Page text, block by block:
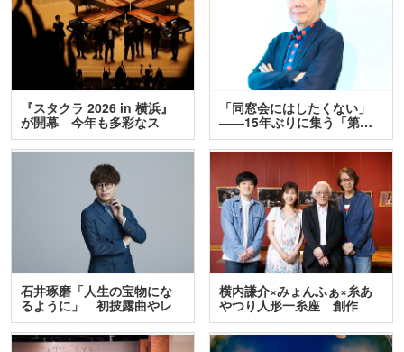
『スタクラ 2026 in 横浜』
が開幕 今年も多彩なス
テ…
「同窓会にはしたくない」
――15年ぶりに集う「第…
石井琢磨「人生の宝物にな
るように」 初披露曲やレ
ア…
横内謙介×みょんふぁ×糸あ
やつり人形一糸座 創作
人…